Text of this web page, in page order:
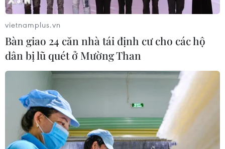
Mang trống lớn ra đánh, cổ vũ cho các động viên tham gia leo
chuối, tạo không khí sôi động, hoạt náo. (Ảnh: Xuân
vietnamplus.vn
Bàn giao 24 căn nhà tái định cư cho các hộ
dân bị lũ quét ở Mường Than